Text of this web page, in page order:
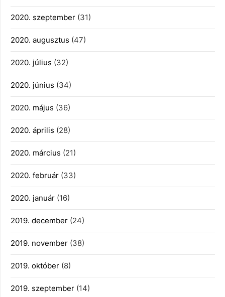
2020. szeptember (31)
2020. augusztus (47)
2020. július (32)
2020. június (34)
2020. május (36)
2020. április (28)
2020. március (21)
2020. február (33)
2020. január (16)
2019. december (24)
2019. november (38)
2019. október (8)
2019. szeptember (14)